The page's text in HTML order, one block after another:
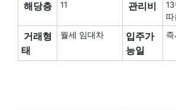
해당층 11 관리비
따
거래형
태
월세 임대차
입주가
능일
즉